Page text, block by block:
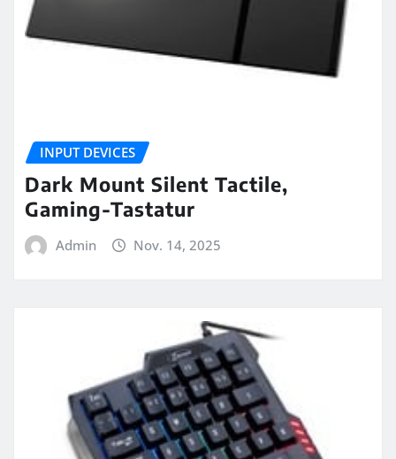
INPUT DEVICES
Dark Mount Silent Tactile,
Gaming-Tastatur
Admin Nov. 14, 2025